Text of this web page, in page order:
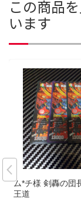
この商品
います
ム*チ様 剣轟の団
王道